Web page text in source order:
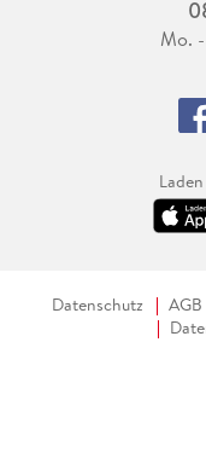
Mo.
Datenschutz AGB